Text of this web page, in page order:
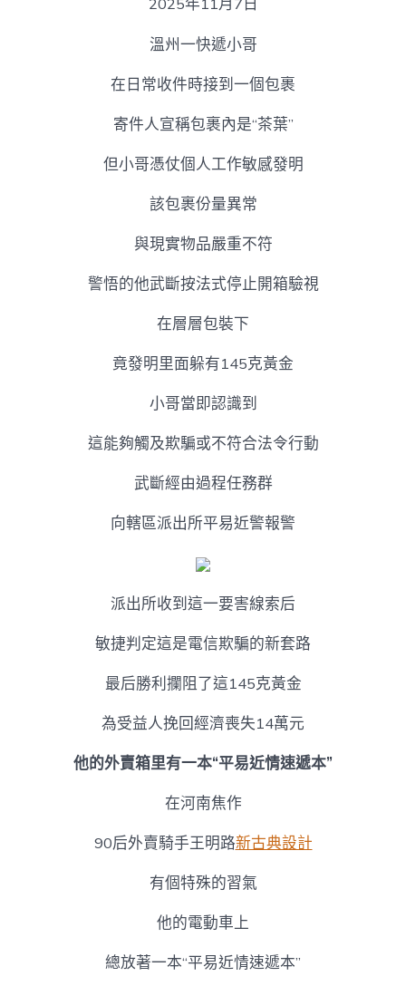
2025年11月7日
溫州一快遞小哥
在日常收件時接到一個包裹
寄件人宣稱包裹內是“茶葉”
但小哥憑仗個人工作敏感發明
該包裹份量異常
與現實物品嚴重不符
警悟的他武斷按法式停止開箱驗視
在層層包裝下
竟發明里面躲有145克黃金
小哥當即認識到
這能夠觸及欺騙或不符合法令行動
武斷經由過程任務群
向轄區派出所平易近警報警
派出所收到這一要害線索后
敏捷判定這是電信欺騙的新套路
最后勝利攔阻了這145克黃金
為受益人挽回經濟喪失14萬元
他的外賣箱里有一本“平易近情速遞本”
在河南焦作
90后外賣騎手王明路新古典設計
有個特殊的習氣
他的電動車上
總放著一本“平易近情速遞本”